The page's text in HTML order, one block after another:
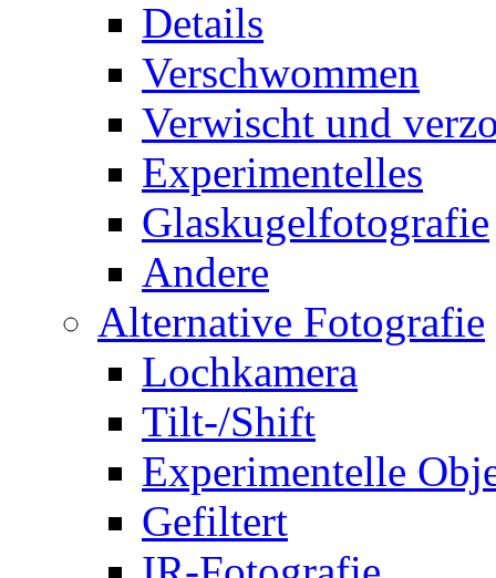
Details
Verschwommen
Verwischt und
Experimentelles
Glaskugelfotografie
Andere
Alternative Fotografie
Lochkamera
Tilt-/Shift
Experimentelle
Gefiltert